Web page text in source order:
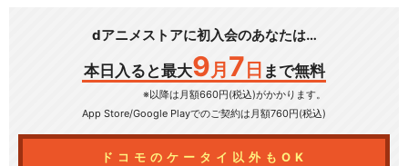
dアニメストアに初入会のあなたは…
本日入ると最大9 月 7 日 まで無料
※以降は月額660円(税込)がかかります。
App Store/Google Playでのご契約は月額760円(税込)
ドコモのケータイ以外もOK